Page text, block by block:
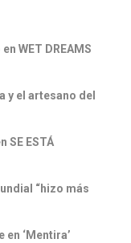
WET DREAMS
y el artesano del
SE ESTÁ
“hizo más
en ‘Mentira’